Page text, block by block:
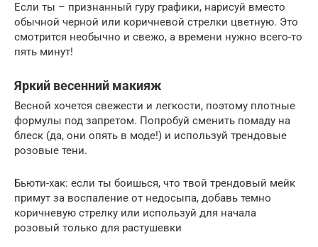
Если ты – признанный гуру графики, нарисуй вместо
обычной черной или коричневой стрелки цветную. Это
смотрится необычно и свежо, а времени нужно всего-то
пять минут!
Яркий весенний макияж
Весной хочется свежести и легкости, поэтому плотные
формулы под запретом. Попробуй сменить помаду на
блеск (да, они опять в моде!) и используй трендовые
розовые тени.
Бьюти-хак: если ты боишься, что твой трендовый мейк
примут за воспаление от недосыпа, добавь темно
коричневую стрелку или используй для начала
розовый только для растушевки